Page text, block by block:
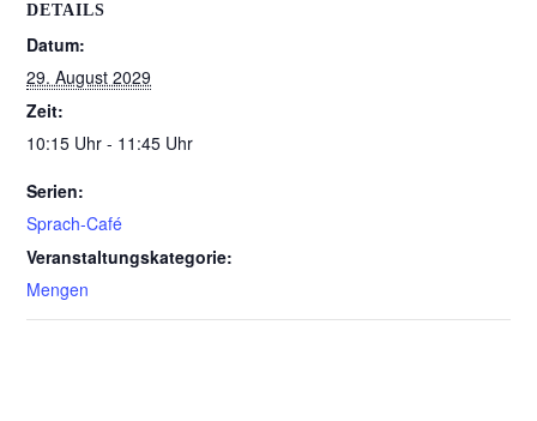
DETAILS
Datum:
29. August 2029
Zeit:
10:15 Uhr - 11:45 Uhr
Serien:
Sprach-Café
Veranstaltungskategorie:
Mengen